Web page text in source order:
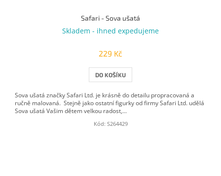
Safari - Sova ušatá
Skladem - ihned expedujeme
229 Kč
DO KOŠÍKU
Sova ušatá značky Safari Ltd. je krásně do detailu propracovaná a
ručně malovaná. Stejně jako ostatní figurky od firmy Safari Ltd. udělá
Sova ušatá Vašim dětem velkou radost,...
Kód: S264429